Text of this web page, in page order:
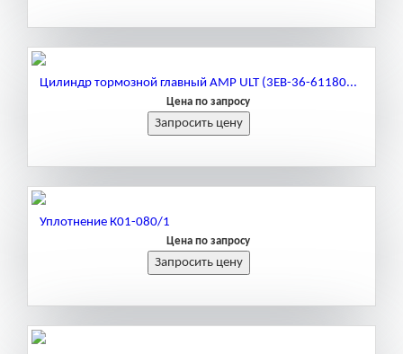
Цилиндр тормозной главный AMP ULT (3EB-36-61180...
Цена по запросу
Уплотнение К01-080/1
Цена по запросу